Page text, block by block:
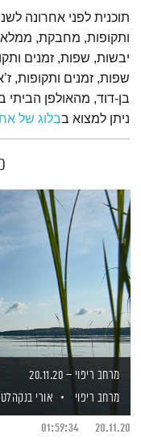
תמצית הפודקאסט
ותקופות, מחבקת,
יבשות, שפות, זמנים
שפות, זמנים ותקופות,
בן-דוד, מהאולפן
ניתן למצוא בבלוג של
מרחב ריפוי – 20.11.20
מרחב ריפוי
אורי
20.11.20
01:59:34